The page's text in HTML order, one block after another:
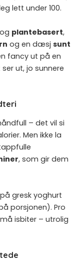
lett under 100.
og plantebasert,
og en dæsj sunt
fancy ut på en
ut, jo sunnere
– det vil si
Men ikke la
, som gir dem
gresk yoghurt
porsjonen). Pro
isbiter – utrolig